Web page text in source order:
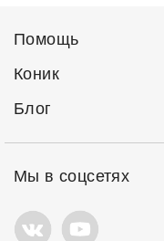
Помощь
Коник
Блог
Мы в соцсетях